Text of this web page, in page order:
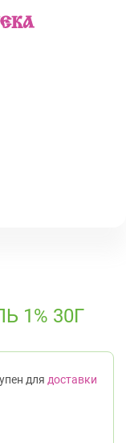
1% 30Г
для доставки